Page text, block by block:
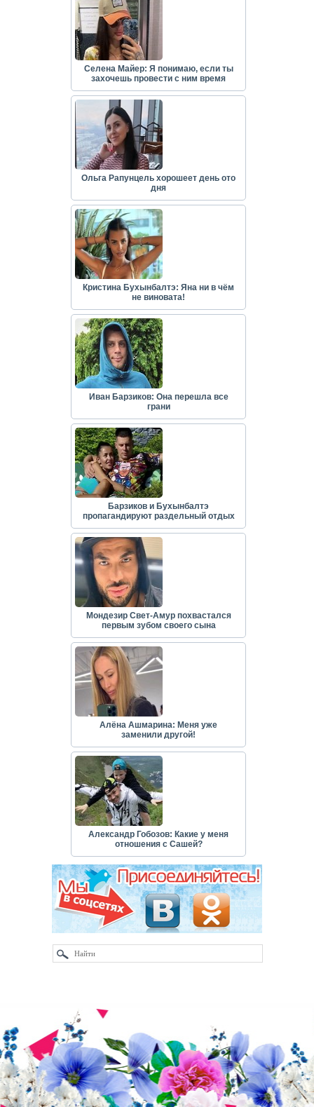
Селена Майер: Я понимаю, если ты
захочешь провести с ним время
Ольга Рапунцель хорошеет день ото
дня
Кристина Бухынбалтэ: Яна ни в чём
не виновата!
Иван Барзиков: Она перешла все
грани
Барзиков и Бухынбалтэ
пропагандируют раздельный отдых
Мондезир Свет-Амур похвастался
первым зубом своего сына
Алёна Ашмарина: Меня уже
заменили другой!
Александр Гобозов: Какие у меня
отношения с Сашей?